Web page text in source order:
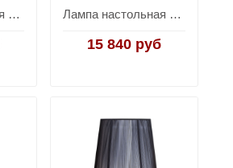
Лампа настольная прозрачное стекло/золото (белый абажур) 22-88243
Лампа настольная (черный абажур) 22-87454
15 840 руб